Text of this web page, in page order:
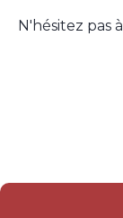
N'hésitez pas à